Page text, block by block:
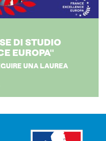
DI STU­DIO
EU­RO­PA"
UNA LAUREA